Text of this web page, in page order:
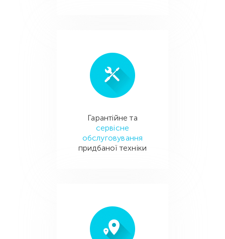
Гарантійне та
сервісне
обслуговування
придбаної техніки